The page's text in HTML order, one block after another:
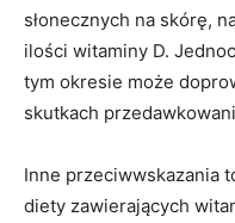
słonecznych na skórę,
ilości witaminy D.
tym okresie może
skutkach
Inne przeciwwskazania
diety zawierających